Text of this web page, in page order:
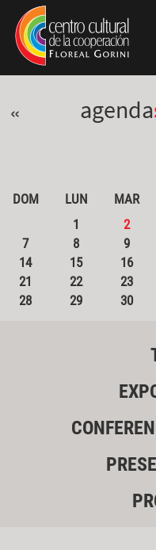
Pasar al contenido principal
Jump to main content
« agenda
DOM LUN MAR
1
2
7
8 9
14
15 16
21
22 23
28
29 30